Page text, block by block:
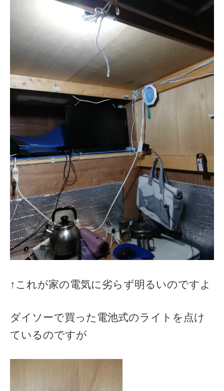
↑これが家の電気に劣らず明るいのですよ
ダイソーで買った電池式のライトを点け
ているのですが